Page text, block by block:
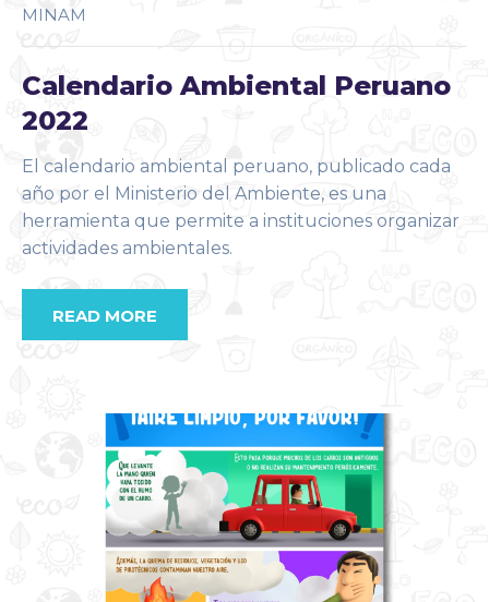
MINAM
Calendario Ambiental Peruano
2022
El calendario ambiental peruano, publicado cada
año por el Ministerio del Ambiente, es una
herramienta que permite a instituciones organizar
actividades ambientales.
READ MORE